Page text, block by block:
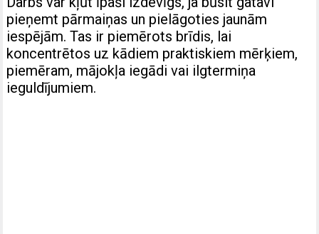
pieņemt pārmaiņas un pielāgoties jaunām
iespējām. Tas ir piemērots brīdis, lai
koncentrētos uz kādiem praktiskiem mērķiem,
piemēram, mājokļa iegādi vai ilgtermiņa
ieguldījumiem.